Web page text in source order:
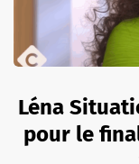
Léna
pour le